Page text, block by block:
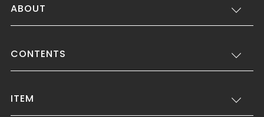
ABOUT
CONTENTS
ITEM